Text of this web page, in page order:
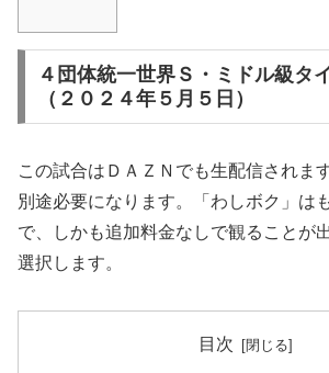
４団体統一世界Ｓ・ミドル級タ
（２０２４年５月５日）
この試合はＤＡＺＮでも生配信されま
別途必要になります。「わしボク」は
で、しかも追加料金なしで観ることが
選択します。
目次